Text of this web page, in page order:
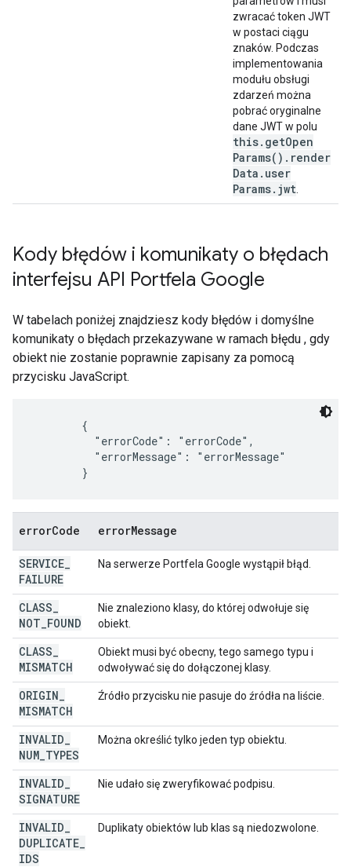
zwracać token JWT
w postaci ciągu
znaków. Podczas
implementowania
modułu obsługi
zdarzeń można
pobrać oryginalne
dane JWT w polu
this. getOpen
Params( ) . render
Data . user
Params. jwt
Kody błędów i komunikaty o błędach
interfejsu API Portfela Google
W tabelach poniżej znajdziesz kody błędów i domyślne
komunikaty o błędach przekazywane w ramach błędu , gdy
obiekt nie zostanie poprawnie zapisany za pomocą
przycisku JavaScript.
        {
          "errorCode": "errorCode",
          "errorMessage": "errorMessage"
        }
errorCode errorMessage
SERVICE
FAILURE
Na serwerze Portfela Google wystąpił błąd.
CLASS
NOT FOUND
Nie znaleziono klasy, do której odwołuje się
obiekt.
CLASS
MISMATCH
Obiekt musi być obecny, tego samego typu i
odwoływać się do dołączonej klasy.
ORIGIN
MISMATCH
Źródło przycisku nie pasuje do źródła na liście.
INVALID
NUM TYPES
Można określić tylko jeden typ obiektu.
INVALID
SIGNATURE
Nie udało się zweryfikować podpisu.
INVALID
DUPLICATE
IDS
Duplikaty obiektów lub klas są niedozwolone.